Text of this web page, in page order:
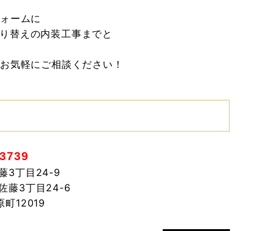
ームに
替えの内装工事までと
気軽にご相談ください！
3丁目24-9
藤3丁目24-6
12019